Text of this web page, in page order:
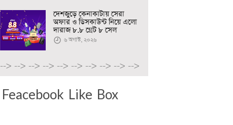
দেশজুড়ে কেনাকাটায় সেরা
অফার ও ডিসকাউন্ট নিয়ে এলো
দারাজ ৮.৮ গ্রেট ৮ সেল
৬ অগাস্ট, ২০২৬
--> --> --> --> --> --> --> --> --> -->
Feacebook Like Box